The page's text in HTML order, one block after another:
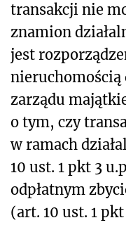
transakcji nie
znamion
jest
nieruchomością
zarządu
o tym, czy
w ramach
10 ust. 1 pkt 3
odpłatnym
(art. 10 ust. 1